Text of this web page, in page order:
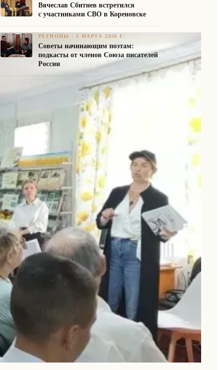
Вячеслав Сбитнев встретился
с участниками СВО в Кореновске
РЕГИОНЫ ·2 МАРТА 2026 Г.
Советы начинающим поэтам:
подкасты от членов Союза писателей
России